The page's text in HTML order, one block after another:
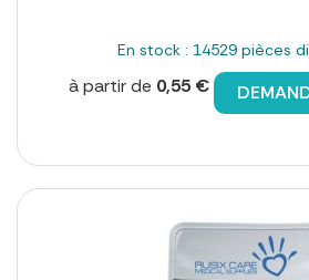
En stock : 14529 pièces
à partir de 0,55 €